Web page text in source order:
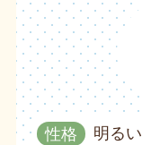
性格 明るい